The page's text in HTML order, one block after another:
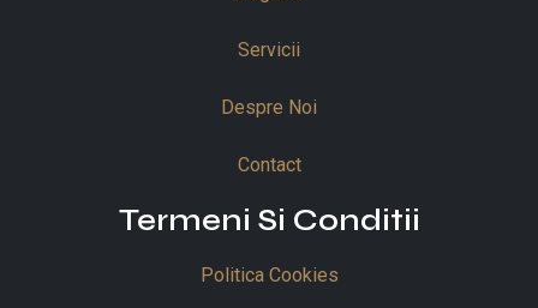
Servicii
Despre Noi
Contact
Termeni Si Conditii
Politica Cookies